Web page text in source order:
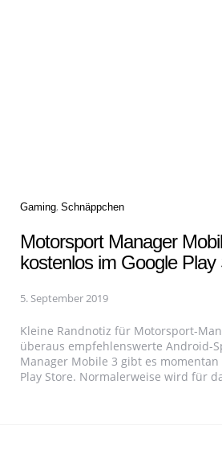
Categories
Gaming Schnäppchen
Motorsport Manager
kostenlos im Google Play
5. September 2019
Kleine Randnotiz für Motorsport-
überaus empfehlenswerte Android-
Manager Mobile 3 gibt es momentan
Play Store. Normalerweise wird für